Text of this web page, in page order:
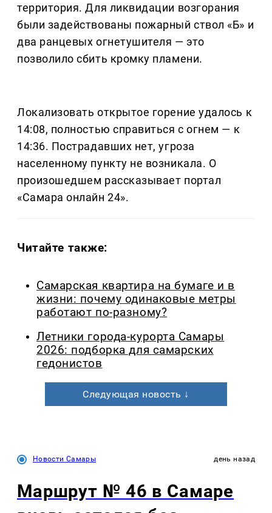
территория. Для ликвидации возгорания
были задействованы пожарный ствол «Б» и
два ранцевых огнетушителя — это
позволило сбить кромку пламени.
Локализовать открытое горение удалось к
14:08, полностью справиться с огнем — к
14:36. Пострадавших нет, угроза
населенному пункту не возникала. О
произошедшем рассказывает портал
«Самара онлайн 24».
Читайте также:
Самарская квартира на бумаге и в
жизни: почему одинаковые метры
работают по-разному?
Летники города-курорта Самары
2026: подборка для самарских
гедонистов
Следующая новость ↓
Новости Самары день назад
Маршрут № 46 в Самаре